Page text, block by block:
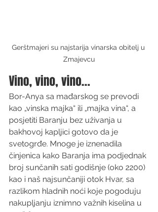
Gerštmajeri su najstarija vinarska obitelj u
Zmajevcu
Vino, vino, vino...
Bor-Anya sa mađarskog se prevodi
kao „vinska majka“ ili „majka vina“, a
posjetiti Baranju bez uživanja u
bakhovoj kapljici gotovo da je
svetogrđe. Mnoge je iznenadila
činjenica kako Baranja ima podjednak
broj sunčanih sati godišnje (oko 2200)
kao i naš najsunčaniji otok Hvar, sa
razlikom hladnih noći koje pogoduju
nakupljanju iznimno važnih kiselina u